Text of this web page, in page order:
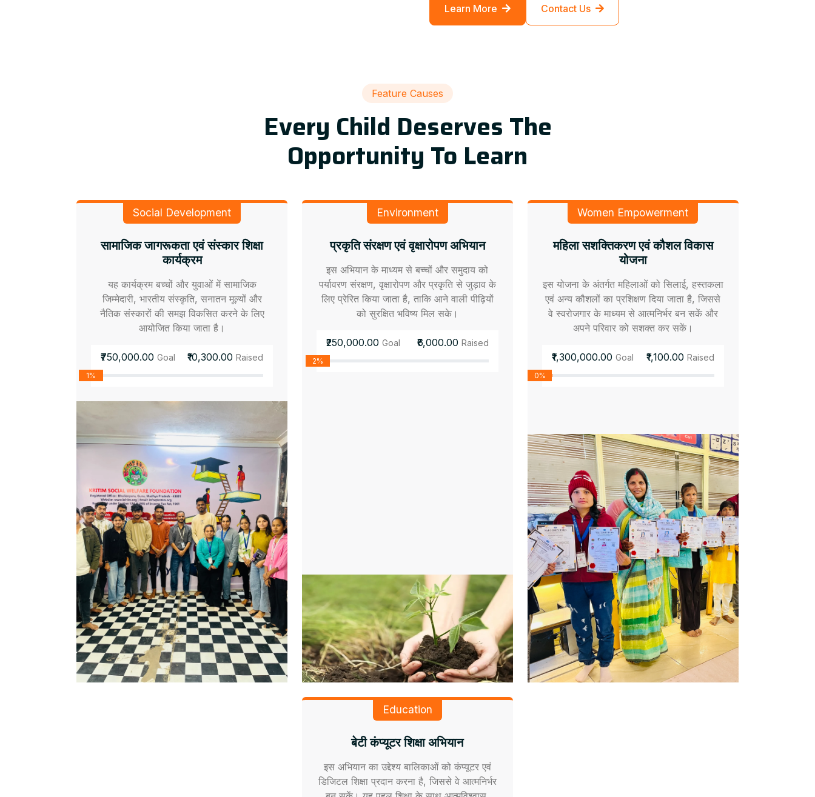
Learn More Contact Us
Feature Causes
Every Child Deserves The
Opportunity To Learn
Social Development
सामाजिक जागरूकता एवं संस्कार शिक्षा
कार्यक्रम
यह कार्यक्रम बच्चों और युवाओं में सामाजिक
जिम्मेदारी, भारतीय संस्कृति, सनातन मूल्यों और
नैतिक संस्कारों की समझ विकसित करने के लिए
आयोजित किया जाता है।
₹750,000.00Goal ₹10,300.00 Raised
1%
Environment
प्रकृति संरक्षण एवं वृक्षारोपण अभियान
इस अभियान के माध्यम से बच्चों और समुदाय को
पर्यावरण संरक्षण, वृक्षारोपण और प्रकृति से जुड़ाव के
लिए प्रेरित किया जाता है, ताकि आने वाली पीढ़ियों
को सुरक्षित भविष्य मिल सके।
₹250,000.00 Goal ₹6,000.00 Raised
2%
Women Empowerment
महिला सशक्तिकरण एवं कौशल विकास
योजना
इस योजना के अंतर्गत महिलाओं को सिलाई, हस्तकला
एवं अन्य कौशलों का प्रशिक्षण दिया जाता है, जिससे
वे स्वरोजगार के माध्यम से आत्मनिर्भर बन सकें और
अपने परिवार को सशक्त कर सकें।
₹1,300,000.00 Goal ₹1,100.00 Raised
0%
Education
बेटी कंप्यूटर शिक्षा अभियान
इस अभियान का उद्देश्य बालिकाओं को कंप्यूटर एवं
डिजिटल शिक्षा प्रदान करना है, जिससे वे आत्मनिर्भर